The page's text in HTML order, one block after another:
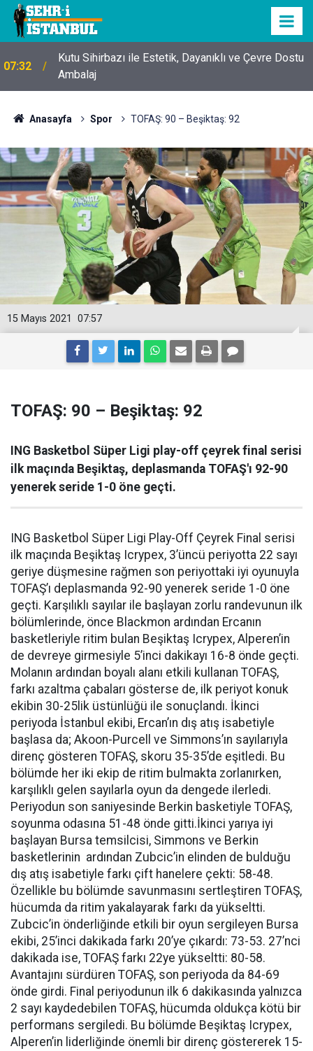
07:32
Kutu Sihirbazı ile Estetik, Dayanıklı ve Çevre Dostu
Ambalaj
Anasayfa Spor TOFAŞ: 90 – Beşiktaş: 92
07:57
15 Mayıs 2021
TOFAŞ: 90 – Beşiktaş: 92
ING Basketbol Süper Ligi play-off çeyrek final serisi
ilk maçında Beşiktaş, deplasmanda TOFAŞ'ı 92-90
yenerek seride 1-0 öne geçti.
ING Basketbol Süper Ligi Play-Off Çeyrek Final serisi
ilk maçında Beşiktaş Icrypex, 3’üncü periyotta 22 sayı
geriye düşmesine rağmen son periyottaki iyi oyunuyla
TOFAŞ’ı deplasmanda 92-90 yenerek seride 1-0 öne
geçti. Karşılıklı sayılar ile başlayan zorlu randevunun ilk
bölümlerinde, önce Blackmon ardından Ercanın
basketleriyle ritim bulan Beşiktaş Icrypex, Alperen’in
de devreye girmesiyle 5’inci dakikayı 16-8 önde geçti.
Molanın ardından boyalı alanı etkili kullanan TOFAŞ,
farkı azaltma çabaları gösterse de, ilk periyot konuk
ekibin 30-25lik üstünlüğü ile sonuçlandı. İkinci
periyoda İstanbul ekibi, Ercan’ın dış atış isabetiyle
başlasa da; Akoon-Purcell ve Simmons’ın sayılarıyla
direnç gösteren TOFAŞ, skoru 35-35’de eşitledi. Bu
bölümde her iki ekip de ritim bulmakta zorlanırken,
karşılıklı gelen sayılarla oyun da dengede ilerledi.
Periyodun son saniyesinde Berkin basketiyle TOFAŞ,
soyunma odasına 51-48 önde gitti.İkinci yarıya iyi
başlayan Bursa temsilcisi, Simmons ve Berkin
basketlerinin ardından Zubcic’in elinden de bulduğu
dış atış isabetiyle farkı çift hanelere çekti: 58-48.
Özellikle bu bölümde savunmasını sertleştiren TOFAŞ,
hücumda da ritim yakalayarak farkı da yükseltti.
Zubcic’in önderliğinde etkili bir oyun sergileyen Bursa
ekibi, 25’inci dakikada farkı 20’ye çıkardı: 73-53. 27’nci
dakikada ise, TOFAŞ farkı 22ye yükseltti: 80-58.
Avantajını sürdüren TOFAŞ, son periyoda da 84-69
önde girdi. Final periyodunun ilk 6 dakikasında yalnızca
2 sayı kaydedebilen TOFAŞ, hücumda oldukça kötü bir
performans sergiledi. Bu bölümde Beşiktaş Icrypex,
Alperen’in liderliğinde önemli bir direnç göstererek 15-